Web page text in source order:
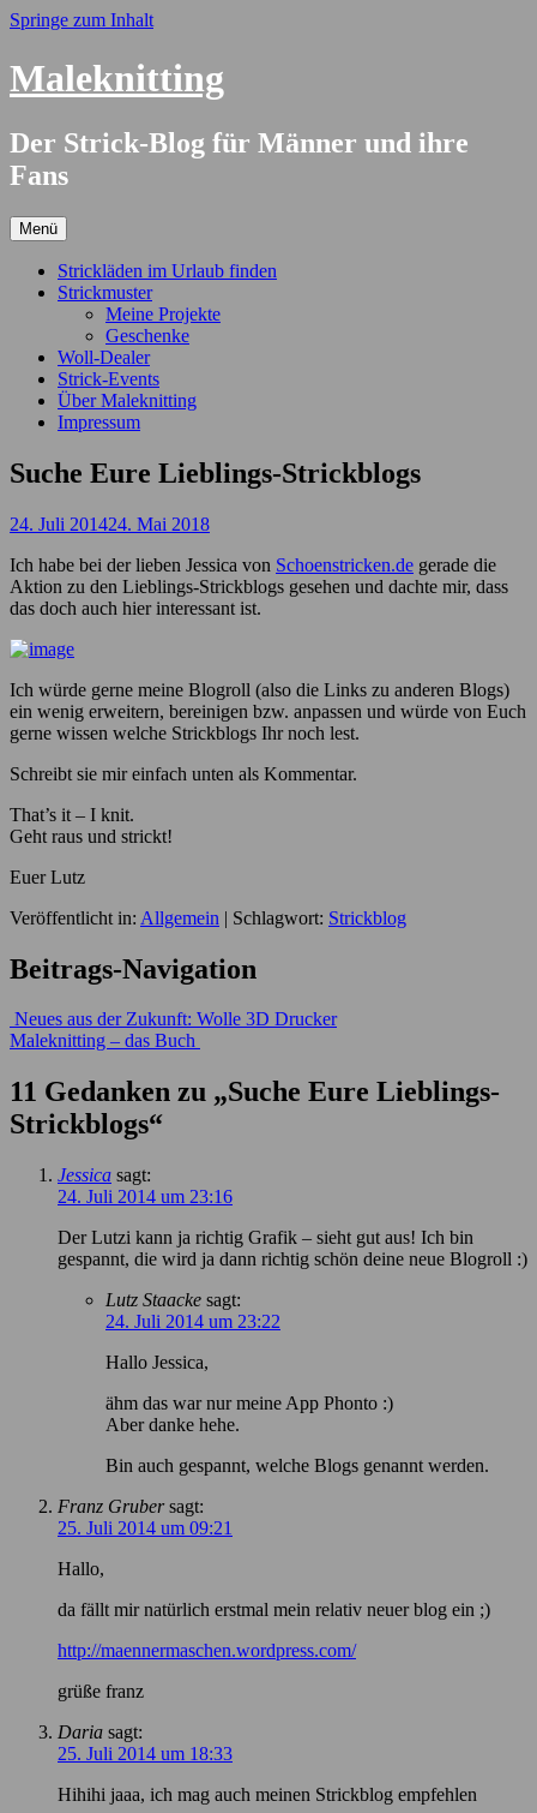
Springe zum Inhalt
Maleknitting
Der Strick-Blog für Männer und ihre
Fans
Menü
Strickläden im Urlaub finden
Strickmuster
Meine Projekte
Geschenke
Woll-Dealer
Strick-Events
Über Maleknitting
Impressum
Suche Eure Lieblings-Strickblogs
24. Juli 201424. Mai 2018
Ich habe bei der lieben Jessica von Schoenstricken.de gerade die
Aktion zu den Lieblings-Strickblogs gesehen und dachte mir, dass
das doch auch hier interessant ist.
Ich würde gerne meine Blogroll (also die Links zu anderen Blogs)
ein wenig erweitern, bereinigen bzw. anpassen und würde von Euch
gerne wissen welche Strickblogs Ihr noch lest.
Schreibt sie mir einfach unten als Kommentar.
That’s it – I knit.
Geht raus und strickt!
Euer Lutz
Veröffentlicht in: Allgemein | Schlagwort: Strickblog
Beitrags-Navigation
Neues aus der Zukunft: Wolle 3D Drucker
Maleknitting – das Buch
11 Gedanken zu „Suche Eure Lieblings-
Strickblogs“
Jessica sagt:
24. Juli 2014 um 23:16
Der Lutzi kann ja richtig Grafik – sieht gut aus! Ich bin
gespannt, die wird ja dann richtig schön deine neue Blogroll :)
Lutz Staacke sagt:
24. Juli 2014 um 23:22
Hallo Jessica,
ähm das war nur meine App Phonto :)
Aber danke hehe.
Bin auch gespannt, welche Blogs genannt werden.
Franz Gruber sagt:
25. Juli 2014 um 09:21
Hallo,
da fällt mir natürlich erstmal mein relativ neuer blog ein ;)
http://maennermaschen.wordpress.com/
grüße franz
Daria sagt:
25. Juli 2014 um 18:33
Hihihi jaaa, ich mag auch meinen Strickblog empfehlen